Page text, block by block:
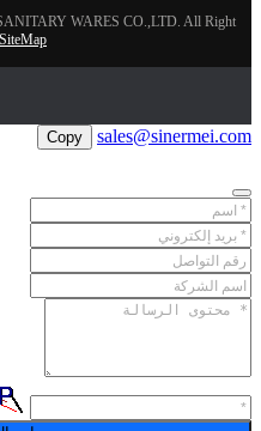
WARES CO.,LTD. All Right
SiteMap
sales@sinermei.com
Copy